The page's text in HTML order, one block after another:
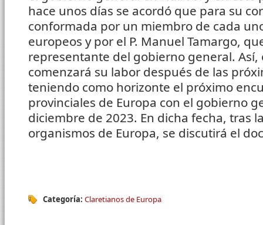
hace unos días se acordó que para su
conformada por un miembro de cada
europeos y por el P. Manuel Tamargo,
representante del gobierno general.
comenzará su labor después de las
teniendo como horizonte el próximo
provinciales de Europa con el gobierno
diciembre de 2023. En dicha fecha, tras
organismos de Europa, se discutirá el
Categoría: Claretianos de Europa